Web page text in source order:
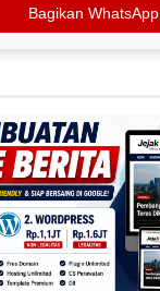
Bagikan WhatsApp